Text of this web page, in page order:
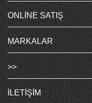
ONLINE SATIŞ
MARKALAR
>>
İLETIŞIM